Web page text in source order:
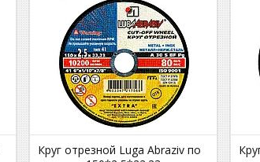
Круг отрезной Luga Abraziv по